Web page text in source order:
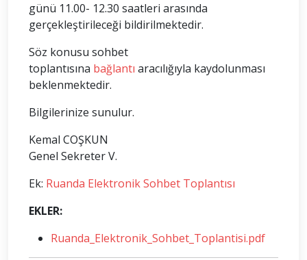
günü 11.00- 12.30 saatleri arasında
gerçekleştirileceği bildirilmektedir.
Söz konusu sohbet
toplantısına bağlantı aracılığıyla kaydolunması
beklenmektedir.
Bilgilerinize sunulur.
Kemal COŞKUN
Genel Sekreter V.
Ek: Ruanda Elektronik Sohbet Toplantısı
EKLER:
Ruanda_Elektronik_Sohbet_Toplantisi.pdf